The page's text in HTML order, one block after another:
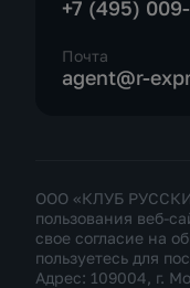
+7 (495)
Почта
agent@r-
ООО «КЛУБ
пользования веб-
свое согласие на
пользуетесь для
Адрес: 109004, г.